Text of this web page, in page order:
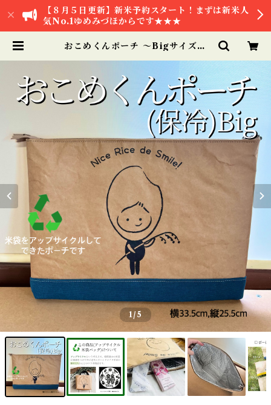
【８月５日更新】新米予約スタート！まずは新米人
気No.1ゆめみづほからです★★★
おこめくんポーチ ～Bigサイズ～
1/5